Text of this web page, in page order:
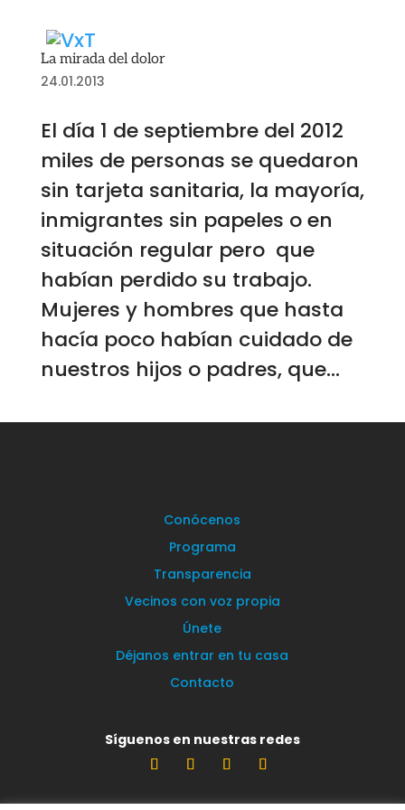
La mirada del dolor
24.01.2013
El día 1 de septiembre del 2012
miles de personas se quedaron
sin tarjeta sanitaria, la mayoría,
inmigrantes sin papeles o en
situación regular pero que
habían perdido su trabajo.
Mujeres y hombres que hasta
hacía poco habían cuidado de
nuestros hijos o padres, que...
Conócenos
Programa
Transparencia
Vecinos con voz propia
Únete
Déjanos entrar en tu casa
Contacto
Síguenos en nuestras redes